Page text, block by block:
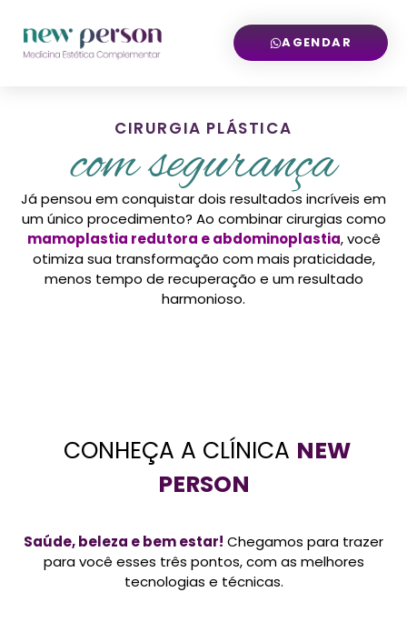
AGENDAR
CIRURGIA PLÁSTICA
com segurança
Já pensou em conquistar dois resultados incríveis em
um único procedimento? Ao combinar cirurgias como
mamoplastia redutora e abdominoplastia, você
otimiza sua transformação com mais praticidade,
menos tempo de recuperação e um resultado
harmonioso.
CONHEÇA A CLÍNICA NEW
PERSON
Saúde, beleza e bem estar! Chegamos para trazer
para você esses três pontos, com as melhores
tecnologias e técnicas.